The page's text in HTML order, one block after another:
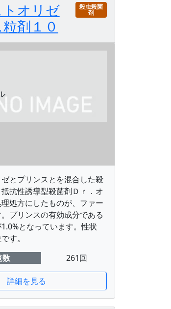
オリゼ
剤１０
殺虫殺菌
剤
とプリンスとを混合した殺
抗性誘導型殺菌剤Ｄｒ．オ
処方にしたものが、ファー
プリンスの有効成分である
となっています。性状
す。
数
261回
詳細を見る